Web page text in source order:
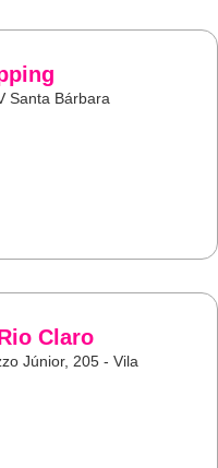
Santa Bárbara
Claro
Júnior, 205 - Vila